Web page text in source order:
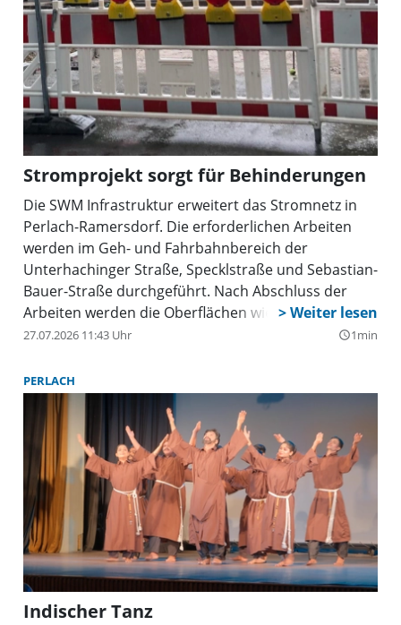
Stromprojekt sorgt für Behinderungen
Die SWM Infrastruktur erweitert das Stromnetz in
Perlach-Ramersdorf. Die erforderlichen Arbeiten
werden im Geh- und Fahrbahnbereich der
Unterhachinger Straße, Specklstraße und Sebastian-
Bauer-Straße durchgeführt. Nach Abschluss der
Arbeiten werden die Oberflächen wiederhergestellt.
Die Leitungen werden in der Regel im Gehweg bzw.
fünf Monate dauern und starten Ende Juli.
27.07.2026 11:43 Uhr query_builder1min
PERLACH
Indischer Tanz